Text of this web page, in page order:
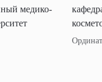
медико-